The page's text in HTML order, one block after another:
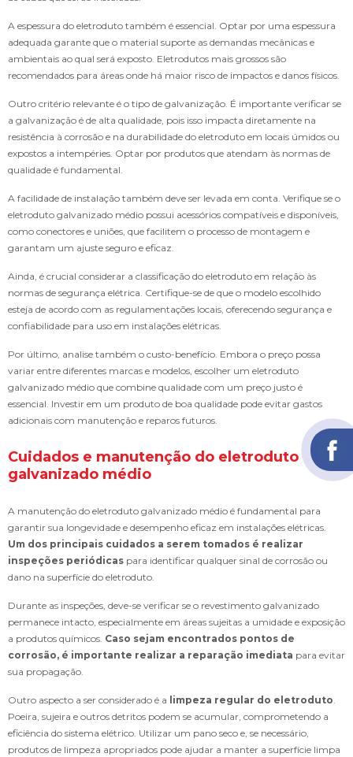
A espessura do eletroduto também é essencial. Optar por uma espessura
adequada garante que o material suporte as demandas mecânicas e
ambientais ao qual será exposto. Eletrodutos mais grossos são
recomendados para áreas onde há maior risco de impactos e danos físicos.
Outro critério relevante é o tipo de galvanização. É importante verificar se
a galvanização é de alta qualidade, pois isso impacta diretamente na
resistência à corrosão e na durabilidade do eletroduto em locais úmidos ou
expostos a intempéries. Optar por produtos que atendam às normas de
qualidade é fundamental.
A facilidade de instalação também deve ser levada em conta. Verifique se o
eletroduto galvanizado médio possui acessórios compatíveis e disponíveis,
como conectores e uniões, que facilitem o processo de montagem e
garantam um ajuste seguro e eficaz.
Ainda, é crucial considerar a classificação do eletroduto em relação às
normas de segurança elétrica. Certifique-se de que o modelo escolhido
esteja de acordo com as regulamentações locais, oferecendo segurança e
confiabilidade para uso em instalações elétricas.
Por último, analise também o custo-benefício. Embora o preço possa
variar entre diferentes marcas e modelos, escolher um eletroduto
galvanizado médio que combine qualidade com um preço justo é
essencial. Investir em um produto de boa qualidade pode evitar gastos
adicionais com manutenção e reparos futuros.
Cuidados e manutenção do eletroduto
galvanizado médio
A manutenção do eletroduto galvanizado médio é fundamental para
garantir sua longevidade e desempenho eficaz em instalações elétricas.
Um dos principais cuidados a serem tomados é realizar
inspeções periódicas para identificar qualquer sinal de corrosão ou
dano na superfície do eletroduto.
Durante as inspeções, deve-se verificar se o revestimento galvanizado
permanece intacto, especialmente em áreas sujeitas a umidade e exposição
a produtos químicos. Caso sejam encontrados pontos de
corrosão, é importante realizar a reparação imediata para evitar
sua propagação.
Outro aspecto a ser considerado é a limpeza regular do eletroduto.
Poeira, sujeira e outros detritos podem se acumular, comprometendo a
eficiência do sistema elétrico. Utilizar um pano seco e, se necessário,
produtos de limpeza apropriados pode ajudar a manter a superfície limpa